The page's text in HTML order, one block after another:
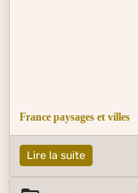
France paysages et villes
Lire la suite